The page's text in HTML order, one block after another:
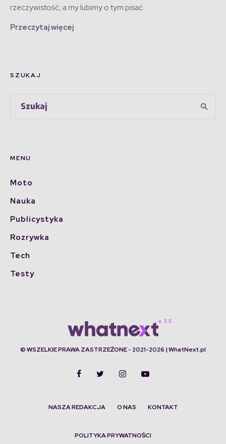
rzeczywistość, a my lubimy o tym pisać.
Przeczytaj więcej
SZUKAJ
MENU
Moto
Nauka
Publicystyka
Rozrywka
Tech
Testy
© WSZELKIE PRAWA ZASTRZEŻONE - 2021-2026 | WhatNext.pl
NASZA REDAKCJA O NAS KONTAKT
POLITYKA PRYWATNOŚCI